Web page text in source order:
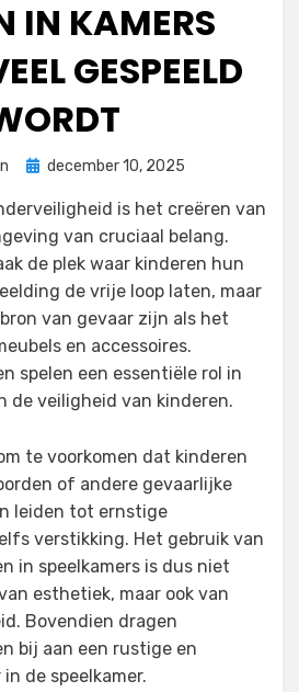
IN KAMERS
GESPEELD
Geplaatst
december 10, 2025
is het creëren van
van cruciaal belang.
de plek waar kinderen hun
de vrije loop laten, maar
van gevaar zijn als het
en accessoires.
spelen een essentiële rol in
de veiligheid van kinderen.
te voorkomen dat kinderen
of andere gevaarlijke
leiden tot ernstige
verstikking. Het gebruik van
in speelkamers is dus niet
esthetiek, maar ook van
Bovendien dragen
bij aan een rustige en
de speelkamer.